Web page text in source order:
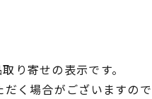
り寄せの表示です。
く場合がございますので